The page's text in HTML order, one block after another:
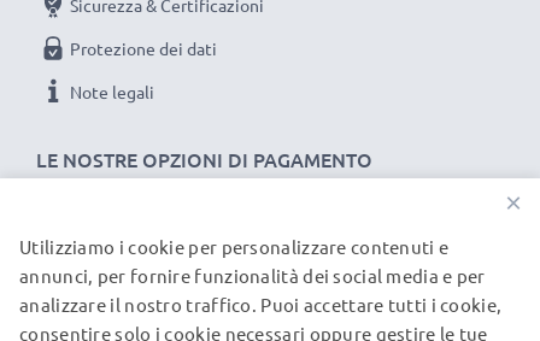
LE NOSTRE OPZIONI DI PAGAMENTO
Sicurezza & Certificazioni
Protezione dei dati
Note legali
I NOSTRI PARTNER DI SPEDIZIONE
×
Utilizziamo i cookie per personalizzare contenuti e
annunci, per fornire funzionalità dei social media e per
analizzare il nostro traffico. Puoi accettare tutti i cookie,
consentire solo i cookie necessari oppure gestire le tue